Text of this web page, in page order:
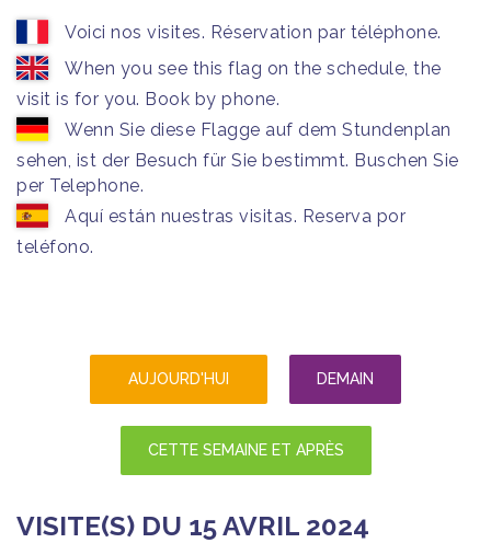
Voici nos visites. Réservation par téléphone.
When you see this flag on the schedule, the
visit is for you. Book by phone.
Wenn Sie diese Flagge auf dem Stundenplan
sehen, ist der Besuch für Sie bestimmt. Buschen Sie
per Telephone.
Aquí están nuestras visitas. Reserva por
teléfono.
AUJOURD'HUI DEMAIN
CETTE SEMAINE ET APRÈS
VISITE(S) DU 15 AVRIL 2024